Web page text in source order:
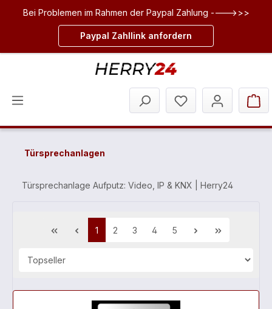
springen
Bei Problemen im Rahmen der Paypal Zahlung ---->>>
Paypal Zahllink anfordern
Türsprechanlagen
Türsprechanlage Aufputz: Video, IP & KNX | Herry24
1 2 3 4 5